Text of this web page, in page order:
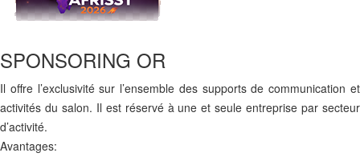
SPONSORING OR
Il offre l’exclusivité sur l’ensemble des supports de communication et
activités du salon. Il est réservé à une et seule entreprise par secteur
d’activité.
Avantages: